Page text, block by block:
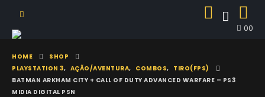
00
HOME
SHOP
PLAYSTATION 3, AÇÃO/AVENTURA, COMBOS, TIRO(FPS)
BATMAN ARKHAM CITY + CALL OF DUTY ADVANCED WARFARE – PS3
MIDIA DIGITAL PSN